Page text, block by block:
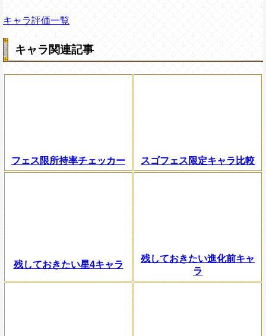
キャラ評価一覧
キャラ関連記事
フェス限所持率チェッカー スゴフェス限定キャラ比較
残しておきたい星4キャラ
残しておきたい進化前キャ
ラ